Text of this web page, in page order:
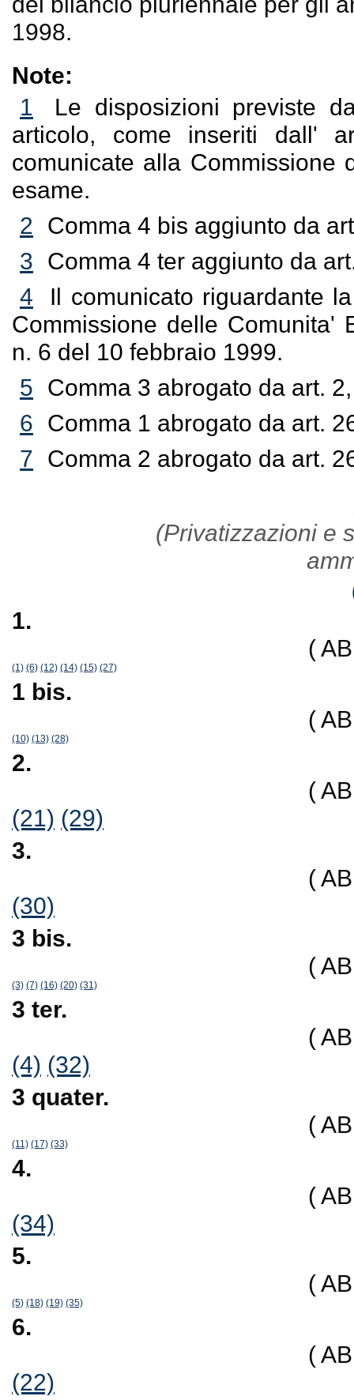
1998.
Note:
1
Le disposizioni previste
articolo, come inseriti dall'
comunicate alla Commissione
esame.
2 Comma 4 bis aggiunto da
3 Comma 4 ter aggiunto da
4
Il comunicato riguardante
Commissione delle Comunita'
n. 6 del 10 febbraio 1999.
5 Comma 3 abrogato da art.
6 Comma 1 abrogato da art.
7 Comma 2 abrogato da art.
(Privatizzazioni e
1.
(
(1) (6) (12) (14) (15) (27)
1 bis.
(
(10) (13) (28)
2.
(
(21) (29)
3.
(
(30)
3 bis.
(
(3) (7) (16) (20) (31)
3 ter.
(
(4) (32)
3 quater.
(
(11) (17) (33)
4.
(
(34)
5.
(
(5) (18) (19) (35)
6.
(
(22)